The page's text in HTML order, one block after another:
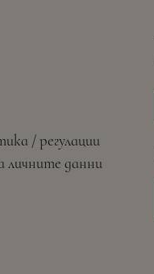
/ регулации
личните данни